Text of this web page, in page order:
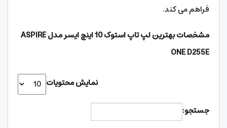
فراهم می کند.
مشخصات بهترین لپ تاپ استوک 10 اینچ ایسر مدل ASPIRE
ONE D255E
نمایش محتویات
جستجو: